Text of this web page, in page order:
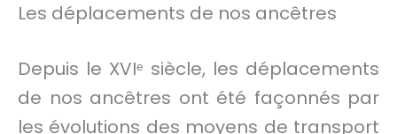
Les déplacements de nos ancêtres
Depuis le XVIᵉ siècle, les déplacements
de nos ancêtres ont été façonnés par
les évolutions des moyens de transport